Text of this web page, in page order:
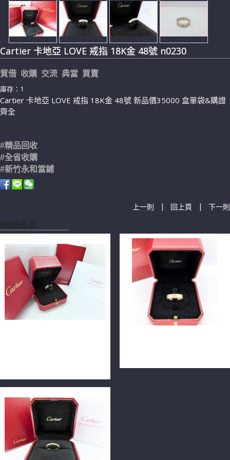
Cartier 卡地亞 LOVE 戒指 18K金 48號 n0230
質借 收購 交流 典當 買賣
庫存：1
Cartier 卡地亞 LOVE 戒指 18K金 48號 新品價35000 盒單袋&購證
齊全
#精品回收
#全省收購
#新竹永和當鋪
上一則 | 回上頁 | 下一則
相關商品